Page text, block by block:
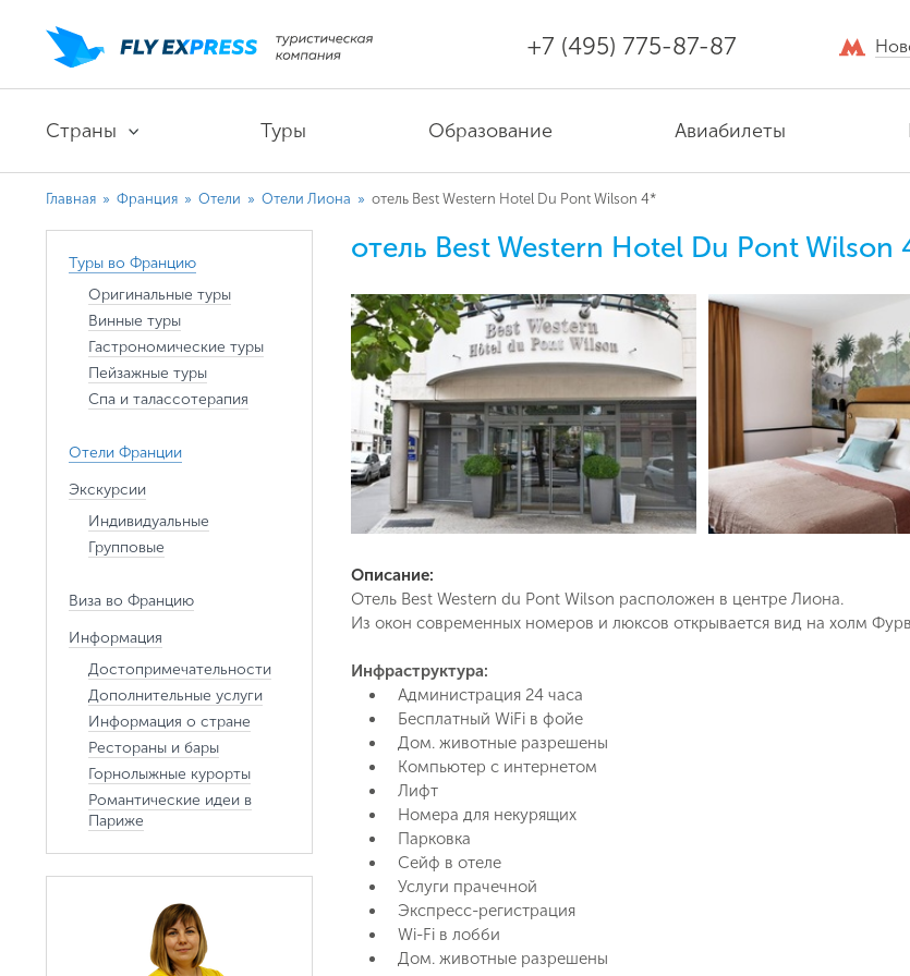
+7 (495) 775-87-87
Страны Туры Образование Авиабилеты
Поймайте выгодную цену!
Подпишитесь и получайте уведомления
Главная » Франция » Отели » Отели Лиона » отель Best Western Hotel Du Pont Wilson 4*
Туры во Францию
Оригинальные туры
Винные туры
Гастрономические туры
Пейзажные туры
Спа и талассотерапия
Отели Франции
Экскурсии
Индивидуальные
Групповые
Виза во Францию
Информация
Достопримечательности
Дополнительные услуги
Информация о стране
Рестораны и бары
Горнолыжные курорты
Романтические идеи в
Париже
отель Best Western Hotel Du Pont Wilson
Описание:
Отель Best Western du Pont Wilson расположен в центре Лиона.
Из окон современных номеров и люксов открывается вид на холм
Инфраструктура:
Администрация 24 часа
Бесплатный WiFi в фойе
Дом. животные разрешены
Компьютер с интернетом
Лифт
Номера для некурящих
Парковка
Сейф в отеле
Услуги прачечной
Экспресс-регистрация
Wi-Fi в лобби
Дом. животные разрешены